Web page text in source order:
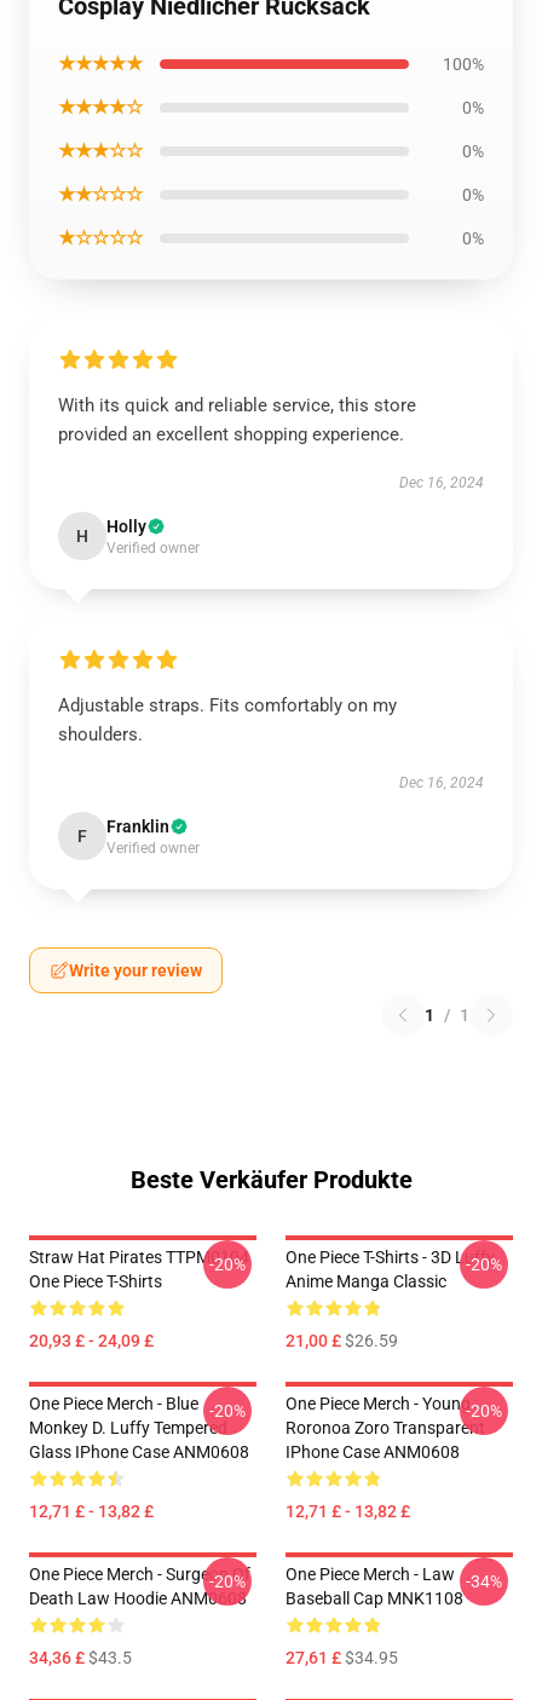
★★★★★ 100%
★★★★☆ 0%
★★★☆☆ 0%
★★☆☆☆ 0%
★☆☆☆☆ 0%
With its quick and reliable service, this store
provided an excellent shopping experience.
Dec 16, 2024
H Holly
Verified owner
Adjustable straps. Fits comfortably on my
shoulders.
Dec 16, 2024
F Franklin
Verified owner
Write your review
1 / 1
Beste Verkäufer Produkte
Straw Hat Pirates TTPM0104
One Piece T-Shirts
20,93 £ - 24,09 £
-20%
One Piece T-Shirts - 3D Luffy
Anime Manga Classic
21,00 £$26.59
-20%
One Piece Merch - Blue
Monkey D. Luffy Tempered
Glass IPhone Case ANM0608
12,71 £ - 13,82 £
-20%
One Piece Merch - Young
Roronoa Zoro Transparent
IPhone Case ANM0608
12,71 £ - 13,82 £
-20%
One Piece Merch - Surgeon Of
Death Law Hoodie ANM0608
34,36 £$43.5
-20%
One Piece Merch - Law
Baseball Cap MNK1108
27,61 £$34.95
-34%